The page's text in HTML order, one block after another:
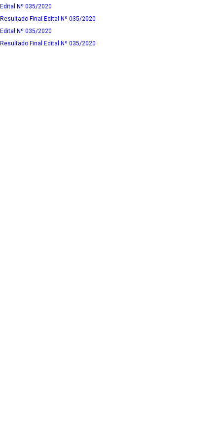
Edital Nº 035/2020
Resultado Final Edital Nº 035/2020
Edital Nº 035/2020
Resultado Final Edital Nº 035/2020